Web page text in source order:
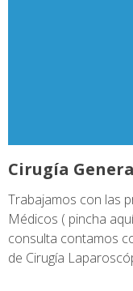
Cirugía
Trabajamos con las
Médicos ( pincha
consulta contamos
de Cirugía